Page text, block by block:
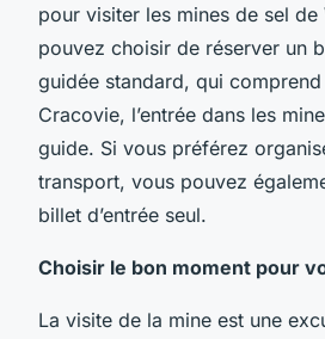
pour visiter les mines de sel
pouvez choisir de réserver un
guidée standard, qui
Cracovie, l’entrée dans les
guide. Si vous préférez
transport, vous pouvez
billet d’entrée seul.
Choisir le bon moment pour
La visite de la mine est une